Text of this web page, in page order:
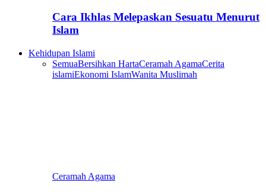
Cara Ikhlas Melepaskan Sesuatu Menurut
Islam
Kehidupan Islami
SemuaBersihkan HartaCeramah AgamaCerita
islamiEkonomi IslamWanita Muslimah
Ceramah Agama